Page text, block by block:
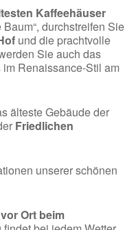
Kaffeehäuser
durchstreifen Sie
und die prachtvolle
Sie auch das
im Renaissance-Stil am
älteste Gebäude der
Friedlichen
unserer schönen
Ort beim